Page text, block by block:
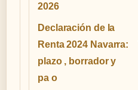
2026
Declaración de la
Renta 2024 Navarra:
plazo , borrador y
pa o